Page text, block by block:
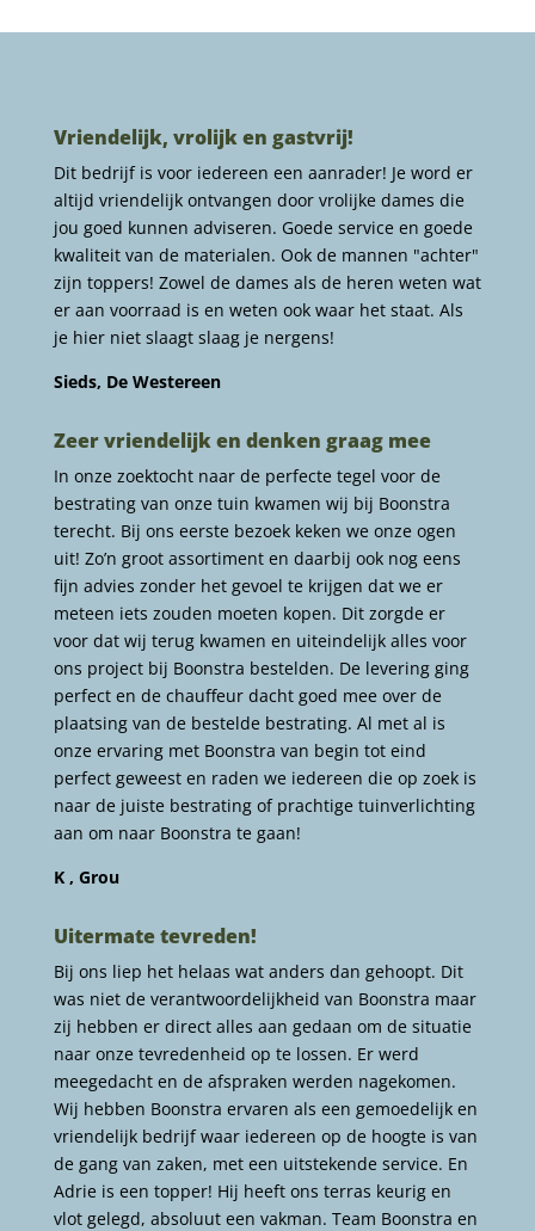
Vriendelijk, vrolijk en gastvrij!
Dit bedrijf is voor iedereen een aanrader! Je word er
altijd vriendelijk ontvangen door vrolijke dames die
jou goed kunnen adviseren. Goede service en goede
kwaliteit van de materialen. Ook de mannen "achter"
zijn toppers! Zowel de dames als de heren weten wat
er aan voorraad is en weten ook waar het staat. Als
je hier niet slaagt slaag je nergens!
Sieds, De Westereen
Zeer vriendelijk en denken graag mee
In onze zoektocht naar de perfecte tegel voor de
bestrating van onze tuin kwamen wij bij Boonstra
terecht. Bij ons eerste bezoek keken we onze ogen
uit! Zo’n groot assortiment en daarbij ook nog eens
fijn advies zonder het gevoel te krijgen dat we er
meteen iets zouden moeten kopen. Dit zorgde er
voor dat wij terug kwamen en uiteindelijk alles voor
ons project bij Boonstra bestelden. De levering ging
perfect en de chauffeur dacht goed mee over de
plaatsing van de bestelde bestrating. Al met al is
onze ervaring met Boonstra van begin tot eind
perfect geweest en raden we iedereen die op zoek is
naar de juiste bestrating of prachtige tuinverlichting
aan om naar Boonstra te gaan!
K , Grou
Uitermate tevreden!
Bij ons liep het helaas wat anders dan gehoopt. Dit
was niet de verantwoordelijkheid van Boonstra maar
zij hebben er direct alles aan gedaan om de situatie
naar onze tevredenheid op te lossen. Er werd
meegedacht en de afspraken werden nagekomen.
Wij hebben Boonstra ervaren als een gemoedelijk en
vriendelijk bedrijf waar iedereen op de hoogte is van
de gang van zaken, met een uitstekende service. En
Adrie is een topper! Hij heeft ons terras keurig en
vlot gelegd, absoluut een vakman. Team Boonstra en